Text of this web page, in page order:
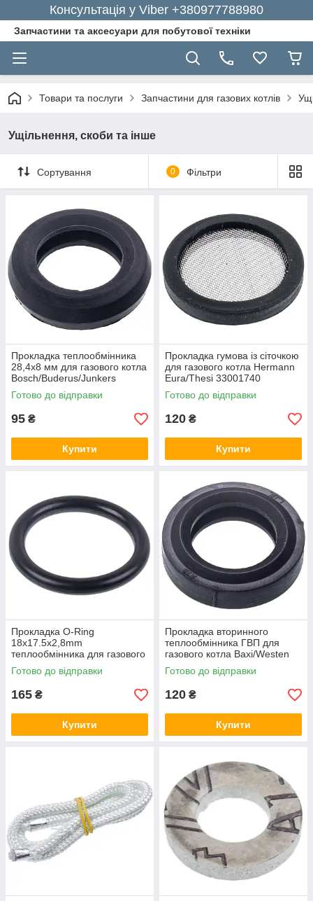
Консультація у Viber +380977788980
Запчастини та аксесуари для побутової техніки
Товари та послуги Запчастини для газових котлів
Ущільнення, скоби та інше
Сортування 0 Фільтри
Прокладка теплообмінника
28,4x8 мм для газового котла
Bosch/Buderus/Junkers
87167710030
Готово до відправки
95 ₴
Купити
Прокладка гумова із сіточкою
для газового котла Hermann
Eura/Thesi 33001740
Готово до відправки
120 ₴
Купити
Прокладка O-Ring
18x17.5x2,8mm
теплообмінника для газового
котла 39837690
Готово до відправки
165 ₴
Купити
Прокладка вторинного
теплообмінника ГВП для
газового котла Baxi/Westen
5404520 28x18x8mm
Готово до відправки
120 ₴
Купити